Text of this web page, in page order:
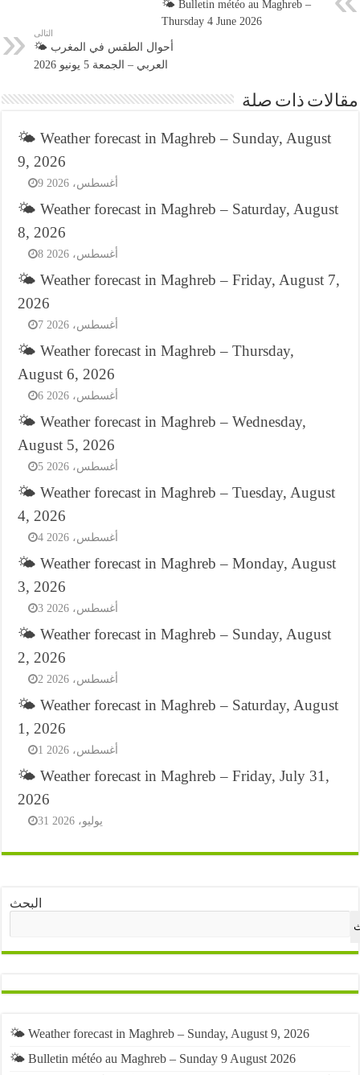
🌤️ Bulletin météo au Maghreb –
Thursday 4 June 2026
التالى
🌤️ أحوال الطقس في المغرب
العربي – الجمعة 5 يونيو 2026
مقالات ذات صلة
🌤️ Weather forecast in Maghreb – Sunday, August
9, 2026
9 أغسطس، 2026
🌤️ Weather forecast in Maghreb – Saturday, August
8, 2026
8 أغسطس، 2026
🌤️ Weather forecast in Maghreb – Friday, August 7,
2026
7 أغسطس، 2026
🌤️ Weather forecast in Maghreb – Thursday,
August 6, 2026
6 أغسطس، 2026
🌤️ Weather forecast in Maghreb – Wednesday,
August 5, 2026
5 أغسطس، 2026
🌤️ Weather forecast in Maghreb – Tuesday, August
4, 2026
4 أغسطس، 2026
🌤️ Weather forecast in Maghreb – Monday, August
3, 2026
3 أغسطس، 2026
🌤️ Weather forecast in Maghreb – Sunday, August
2, 2026
2 أغسطس، 2026
🌤️ Weather forecast in Maghreb – Saturday, August
1, 2026
1 أغسطس، 2026
🌤️ Weather forecast in Maghreb – Friday, July 31,
2026
31 يوليو، 2026
البحث
🌤️ Weather forecast in Maghreb – Sunday, August 9, 2026
🌤️ Bulletin météo au Maghreb – Sunday 9 August 2026